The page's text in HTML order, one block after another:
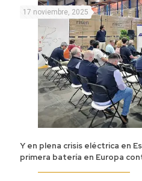
17 noviembre, 2025
Y en plena crisis eléctrica en
primera batería en Europa